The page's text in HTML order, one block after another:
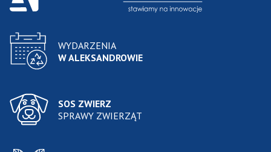
WYDARZENIA
W ALEKSANDROWIE
SOS ZWIERZ
SPRAWY ZWIERZĄT